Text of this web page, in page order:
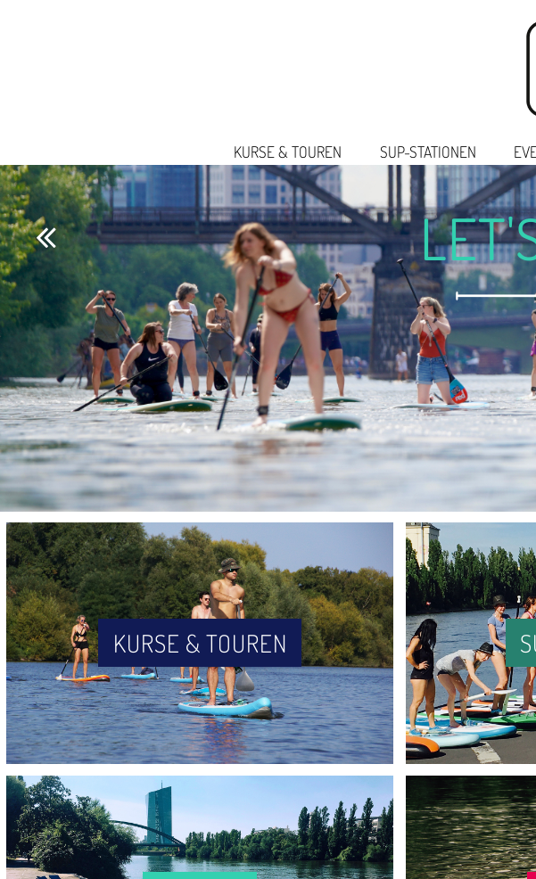
KURSE & TOUREN SUP-STATIONEN
KURSE & TOUREN